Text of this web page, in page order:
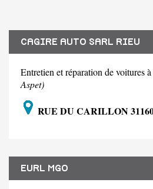
CAGIRE AUTO SARL RIEU
Entretien et réparation de voitures
Aspet)
RUE DU CARILLON
EURL MGO